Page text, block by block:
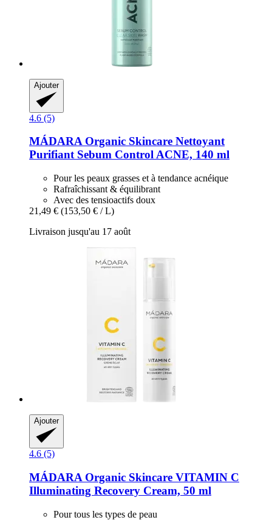
Ajouter
4.6 (5)
MÁDARA Organic Skincare Nettoyant
Purifiant Sebum Control ACNE, 140 ml
Pour les peaux grasses et à tendance acnéique
Rafraîchissant & équilibrant
Avec des tensioactifs doux
21,49 € (153,50 € / L)
Livraison jusqu'au 17 août
Ajouter
4.6 (5)
MÁDARA Organic Skincare VITAMIN C
Illuminating Recovery Cream, 50 ml
Pour tous les types de peau